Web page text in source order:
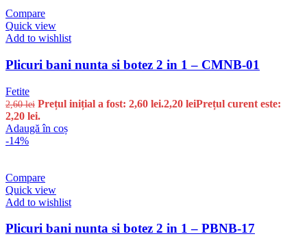
Compare
Quick view
Add to wishlist
Plicuri bani nunta si botez 2 in 1 – CMNB-01
Fetite
2,60lei Prețul inițial a fost: 2,60 lei.2,20 leiPrețul curent este:
2,20 lei.
Adaugă în coș
-14%
Compare
Quick view
Add to wishlist
Plicuri bani nunta si botez 2 in 1 – PBNB-17